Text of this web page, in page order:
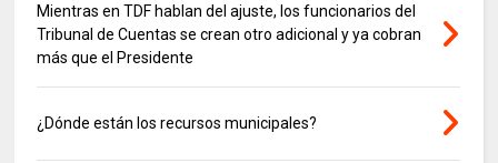
Mientras en TDF hablan del ajuste, los funcionarios del
Tribunal de Cuentas se crean otro adicional y ya cobran
más que el Presidente
¿Dónde están los recursos municipales?